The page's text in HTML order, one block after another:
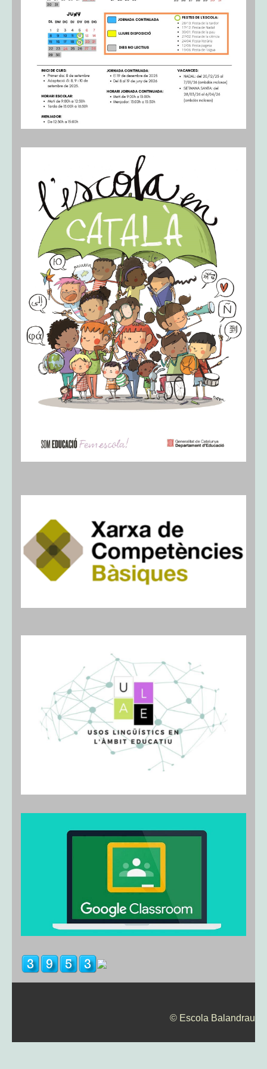
© Escola Balandrau